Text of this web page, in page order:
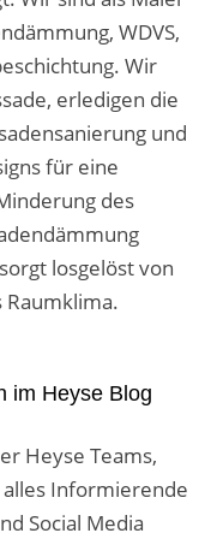
WDVS,
Wir
erledigen die
und
für eine
des
losgelöst von
Raumklima.
im Heyse Blog
Heyse Teams,
Informierende
Social Media